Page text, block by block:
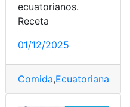
planilla de luz
ecuatorianos.
Receta
01/12/2025
Comida,Ecuatorianas